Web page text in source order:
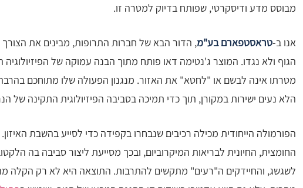
מבוסס מדע ודיסקרטי, שפותח בדיוק למטרה זו.
אנו ב-טראסטפארם בע"מ, הדור הבא של חברות התרופות, מבינים את הצורך
הגוף ולא נגדו. המוצר ג'נטימה דאו פותח מתוך הבנה עמוקה של הפיזיולוגיה
מטרתו אינה לבשם או "לחטא" את האזור. מנגנון הפעולה שלו מתוחכם
הלא נעים ישירות במקורן, תוך כדי תמיכה בסביבה הפיזיולוגית התקינה של
החומצית, החיונית לבריאות המיקרוביום, ובכך מסייעת ליצור סביבה בה
לשגשג, והחיידקים ה"רעים" מתקשים להתרבות. התוצאה היא לא רק הקלה